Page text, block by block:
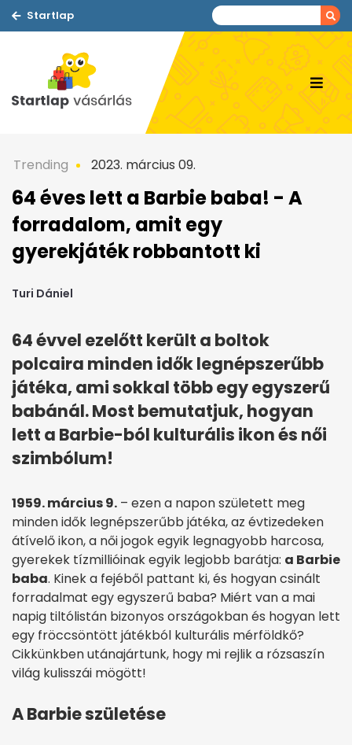
Startlap
Trending 2023. március 09.
64 éves lett a Barbie baba! - A
forradalom, amit egy
gyerekjáték robbantott ki
Turi Dániel
64 évvel ezelőtt került a boltok
polcaira minden idők legnépszerűbb
játéka, ami sokkal több egy egyszerű
babánál. Most bemutatjuk, hogyan
lett a Barbie-ból kulturális ikon és női
szimbólum!
1959. március 9. – ezen a napon született meg
minden idők legnépszerűbb játéka, az évtizedeken
átívelő ikon, a női jogok egyik legnagyobb harcosa,
gyerekek tízmillióinak egyik legjobb barátja: a Barbie
baba. Kinek a fejéből pattant ki, és hogyan csinált
forradalmat egy egyszerű baba? Miért van a mai
napig tiltólistán bizonyos országokban és hogyan lett
egy fröccsöntött játékból kulturális mérföldkő?
Cikkünkben utánajártunk, hogy mi rejlik a rózsaszín
világ kulisszái mögött!
A Barbie születése